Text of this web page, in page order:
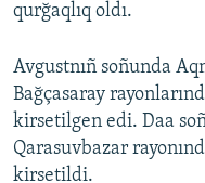
qurğaqlıq oldı.
Avgustnıñ soñunda
Bağçasaray
kirsetilgen edi. Daa
Qarasuvbazar
kirsetildi.